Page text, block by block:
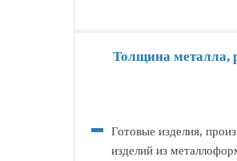
Толщина металла,
Готовые изделия,
изделий из